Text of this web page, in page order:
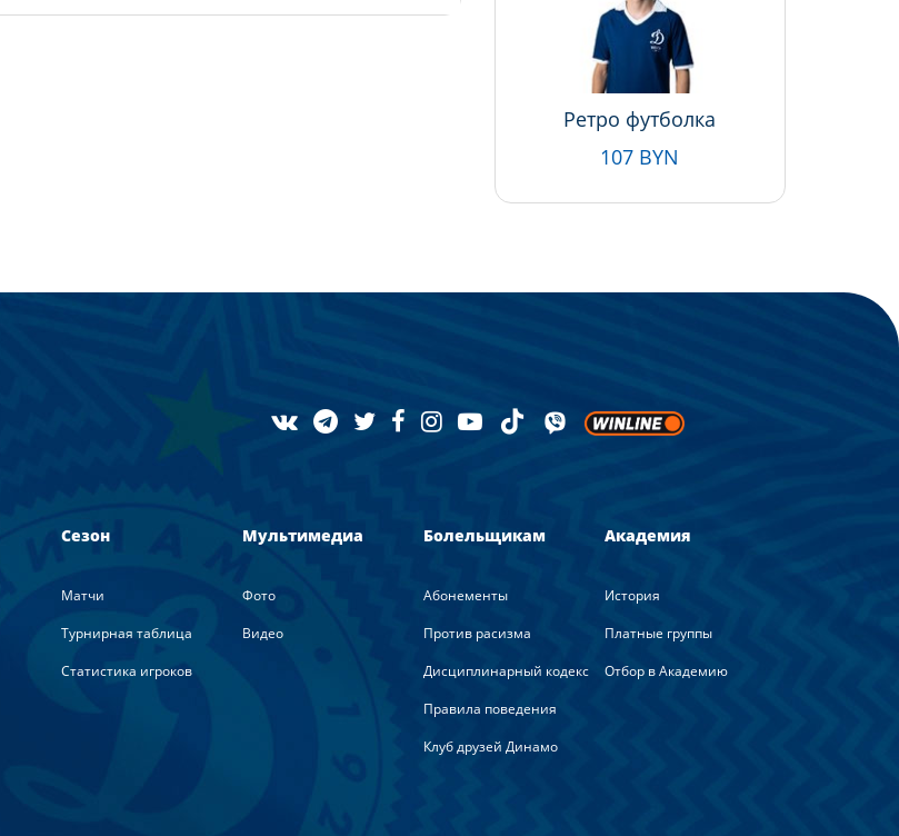
Ретро футболка
107 BYN
Сезон
Матчи
Турнирная таблица
Статистика игроков
Мультимедиа
Фото
Видео
Болельщикам
Абонементы
Против расизма
Дисциплинарный кодекс
Правила поведения
Клуб друзей Динамо
Академия
История
Платные группы
Отбор в Академию